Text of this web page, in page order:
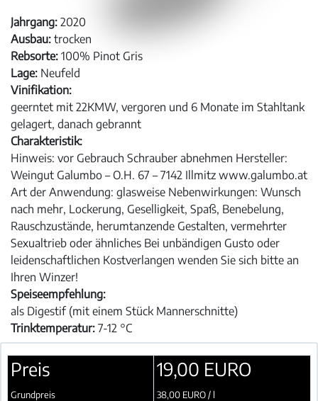
Jahrgang: 2020
Ausbau: trocken
Rebsorte: 100% Pinot Gris
Lage: Neufeld
Vinifikation:
geerntet mit 22KMW, vergoren und 6 Monate im Stahltank
gelagert, danach gebrannt
Charakteristik:
Hinweis: vor Gebrauch Schrauber abnehmen Hersteller:
Weingut Galumbo – O.H. 67 – 7142 Illmitz www.galumbo.at
Art der Anwendung: glasweise Nebenwirkungen: Wunsch
nach mehr, Lockerung, Geselligkeit, Spaß, Benebelung,
Rauschzustände, herumtanzende Gestalten, vermehrter
Sexualtrieb oder ähnliches Bei unbändigen Gusto oder
leidenschaftlichen Kostverlangen wenden Sie sich bitte an
Ihren Winzer!
Speiseempfehlung:
als Digestif (mit einem Stück Mannerschnitte)
Trinktemperatur: 7-12 °C
Preis
Grundpreis
19,00 EURO
38,00 EURO / l